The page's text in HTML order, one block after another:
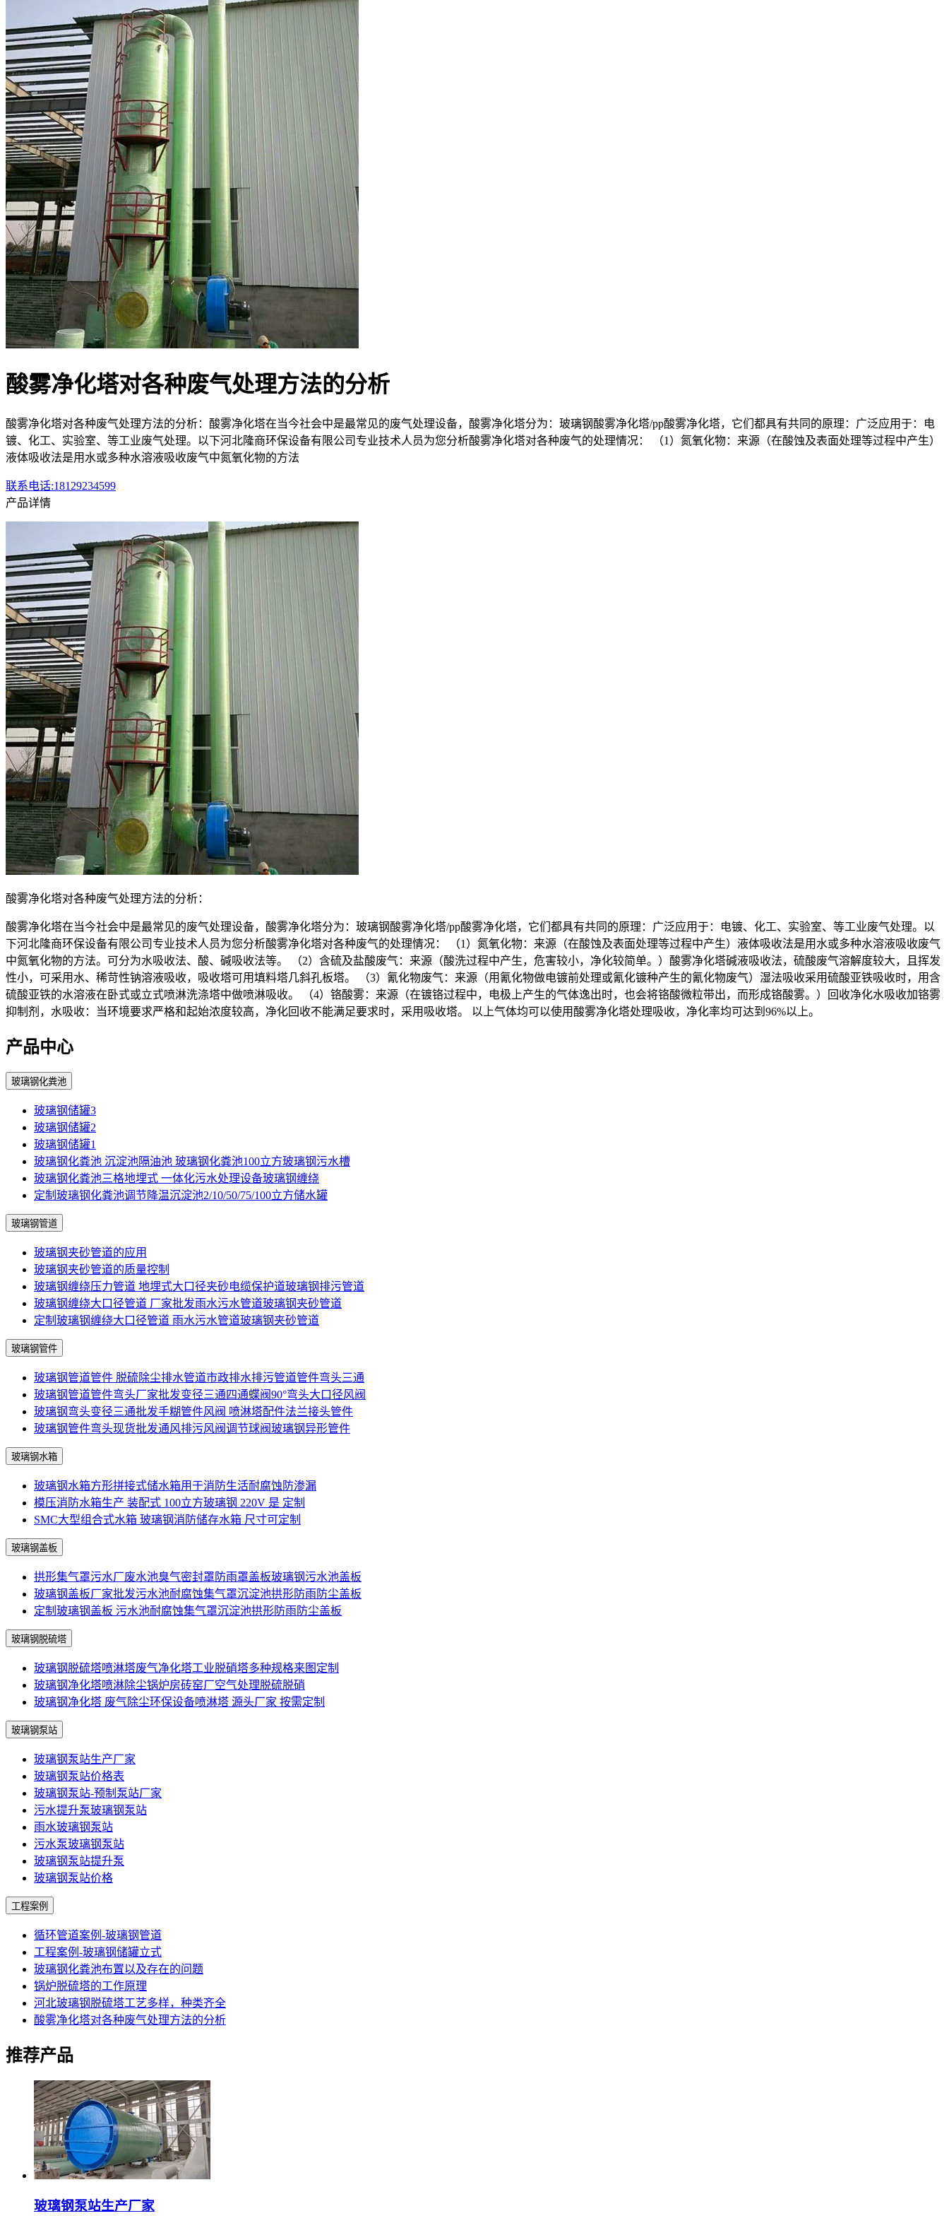
酸雾净化塔对各种废气处理方法的分析
酸雾净化塔对各种废气处理方法的分析：酸雾净化塔在当今社会中是最常见的废气处理设备，酸雾净化塔分为：玻璃钢酸雾净化塔/pp酸雾净化塔，它们都具有共同的原理：广泛应用于：电
镀、化工、实验室、等工业废气处理。以下河北隆商环保设备有限公司专业技术人员为您分析酸雾净化塔对各种废气的处理情况： （1）氮氧化物：来源（在酸蚀及表面处理等过程中产生）
液体吸收法是用水或多种水溶液吸收废气中氮氧化物的方法
联系电话:18129234599
产品详情
酸雾净化塔对各种废气处理方法的分析：
酸雾净化塔在当今社会中是最常见的废气处理设备，酸雾净化塔分为：玻璃钢酸雾净化塔/pp酸雾净化塔，它们都具有共同的原理：广泛应用于：电镀、化工、实验室、等工业废气处理。以
下河北隆商环保设备有限公司专业技术人员为您分析酸雾净化塔对各种废气的处理情况： （1）氮氧化物：来源（在酸蚀及表面处理等过程中产生）液体吸收法是用水或多种水溶液吸收废气
中氮氧化物的方法。可分为水吸收法、酸、碱吸收法等。 （2）含硫及盐酸废气：来源（酸洗过程中产生，危害较小，净化较简单。）酸雾净化塔碱液吸收法，硫酸废气溶解度较大，且挥发
性小，可采用水、稀苛性钠溶液吸收，吸收塔可用填料塔几斜孔板塔。 （3）氰化物废气：来源（用氰化物做电镀前处理或氰化镀种产生的氰化物废气）湿法吸收采用硫酸亚铁吸收时，用含
硫酸亚铁的水溶液在卧式或立式喷淋洗涤塔中做喷淋吸收。 （4）铬酸雾：来源（在镀铬过程中，电极上产生的气体逸出时，也会将铬酸微粒带出，而形成铬酸雾。）回收净化水吸收加铬雾
抑制剂，水吸收：当环境要求严格和起始浓度较高，净化回收不能满足要求时，采用吸收塔。 以上气体均可以使用酸雾净化塔处理吸收，净化率均可达到96%以上。
产品中心
玻璃钢化粪池
玻璃钢储罐3
玻璃钢储罐2
玻璃钢储罐1
玻璃钢化粪池 沉淀池隔油池 玻璃钢化粪池100立方玻璃钢污水槽
玻璃钢化粪池三格地埋式 一体化污水处理设备玻璃钢缠绕
定制玻璃钢化粪池调节降温沉淀池2/10/50/75/100立方储水罐
玻璃钢管道
玻璃钢夹砂管道的应用
玻璃钢夹砂管道的质量控制
玻璃钢缠绕压力管道 地埋式大口径夹砂电缆保护道玻璃钢排污管道
玻璃钢缠绕大口径管道 厂家批发雨水污水管道玻璃钢夹砂管道
定制玻璃钢缠绕大口径管道 雨水污水管道玻璃钢夹砂管道
玻璃钢管件
玻璃钢管道管件 脱硫除尘排水管道市政排水排污管道管件弯头三通
玻璃钢管道管件弯头厂家批发变径三通四通蝶阀90°弯头大口径风阀
玻璃钢弯头变径三通批发手糊管件风阀 喷淋塔配件法兰接头管件
玻璃钢管件弯头现货批发通风排污风阀调节球阀玻璃钢异形管件
玻璃钢水箱
玻璃钢水箱方形拼接式储水箱用于消防生活耐腐蚀防渗漏
模压消防水箱生产 装配式 100立方玻璃钢 220V 是 定制
SMC大型组合式水箱 玻璃钢消防储存水箱 尺寸可定制
玻璃钢盖板
拱形集气罩污水厂废水池臭气密封罩防雨罩盖板玻璃钢污水池盖板
玻璃钢盖板厂家批发污水池耐腐蚀集气罩沉淀池拱形防雨防尘盖板
定制玻璃钢盖板 污水池耐腐蚀集气罩沉淀池拱形防雨防尘盖板
玻璃钢脱硫塔
玻璃钢脱硫塔喷淋塔废气净化塔工业脱硝塔多种规格来图定制
玻璃钢净化塔喷淋除尘锅炉房砖窑厂空气处理脱硫脱硝
玻璃钢净化塔 废气除尘环保设备喷淋塔 源头厂家 按需定制
玻璃钢泵站
玻璃钢泵站生产厂家
玻璃钢泵站价格表
玻璃钢泵站-预制泵站厂家
污水提升泵玻璃钢泵站
雨水玻璃钢泵站
污水泵玻璃钢泵站
玻璃钢泵站提升泵
玻璃钢泵站价格
工程案例
循环管道案例-玻璃钢管道
工程案例-玻璃钢储罐立式
玻璃钢化粪池布置以及存在的问题
锅炉脱硫塔的工作原理
河北玻璃钢脱硫塔工艺多样，种类齐全
酸雾净化塔对各种废气处理方法的分析
推荐产品
玻璃钢泵站生产厂家